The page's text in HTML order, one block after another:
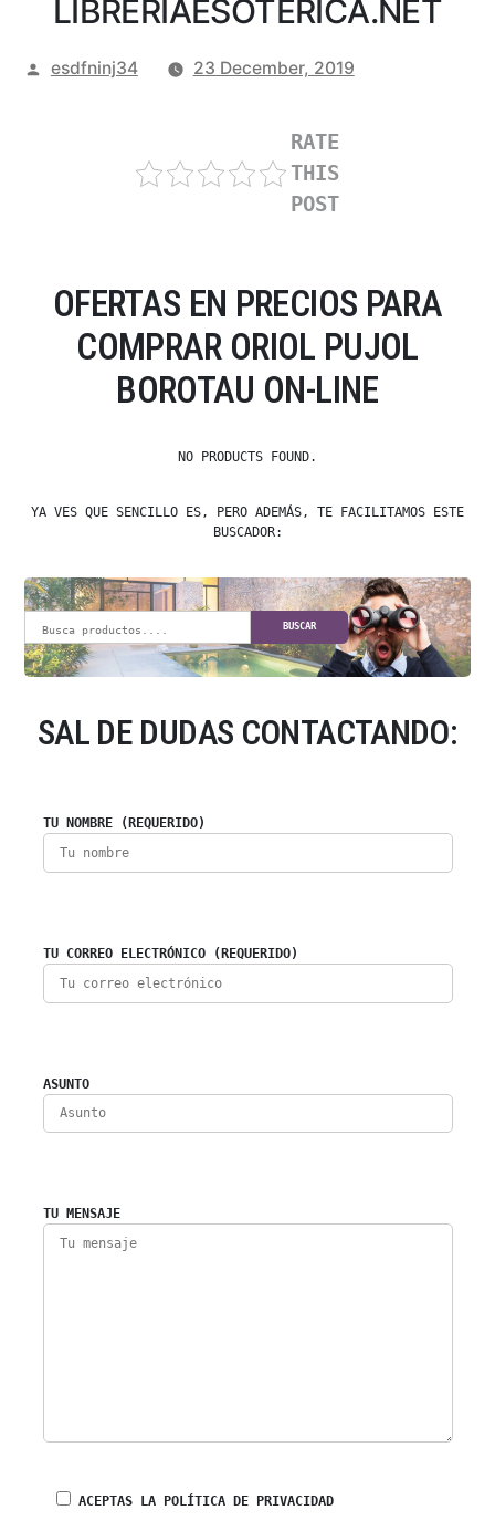
LIBRERIAESOTERICA.NET
Posted
esdfninj34 23 December, 2019
RATE
THIS
POST
OFERTAS EN PRECIOS PARA
COMPRAR ORIOL PUJOL
BOROTAU ON-LINE
NO PRODUCTS FOUND.
YA VES QUE SENCILLO ES, PERO ADEMÁS, TE FACILITAMOS ESTE
BUSCADOR:
BUSCAR
SAL DE DUDAS CONTACTANDO:
TU NOMBRE (REQUERIDO)
TU CORREO ELECTRÓNICO (REQUERIDO)
ASUNTO
TU MENSAJE
ACEPTAS LA POLÍTICA DE PRIVACIDAD